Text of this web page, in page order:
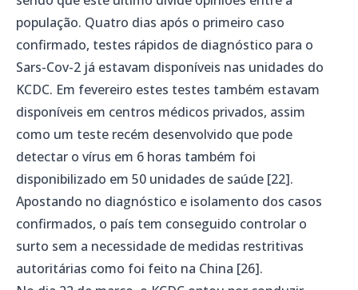
população. Quatro dias após o primeiro caso
confirmado, testes rápidos de diagnóstico para o
Sars-Cov-2 já estavam disponíveis nas unidades do
KCDC. Em fevereiro estes testes também estavam
disponíveis em centros médicos privados, assim
como um teste recém desenvolvido que pode
detectar o vírus em 6 horas também foi
disponibilizado em 50 unidades de saúde [22].
Apostando no diagnóstico e isolamento dos casos
confirmados, o país tem conseguido controlar o
surto sem a necessidade de medidas restritivas
autoritárias como foi feito na China [26].